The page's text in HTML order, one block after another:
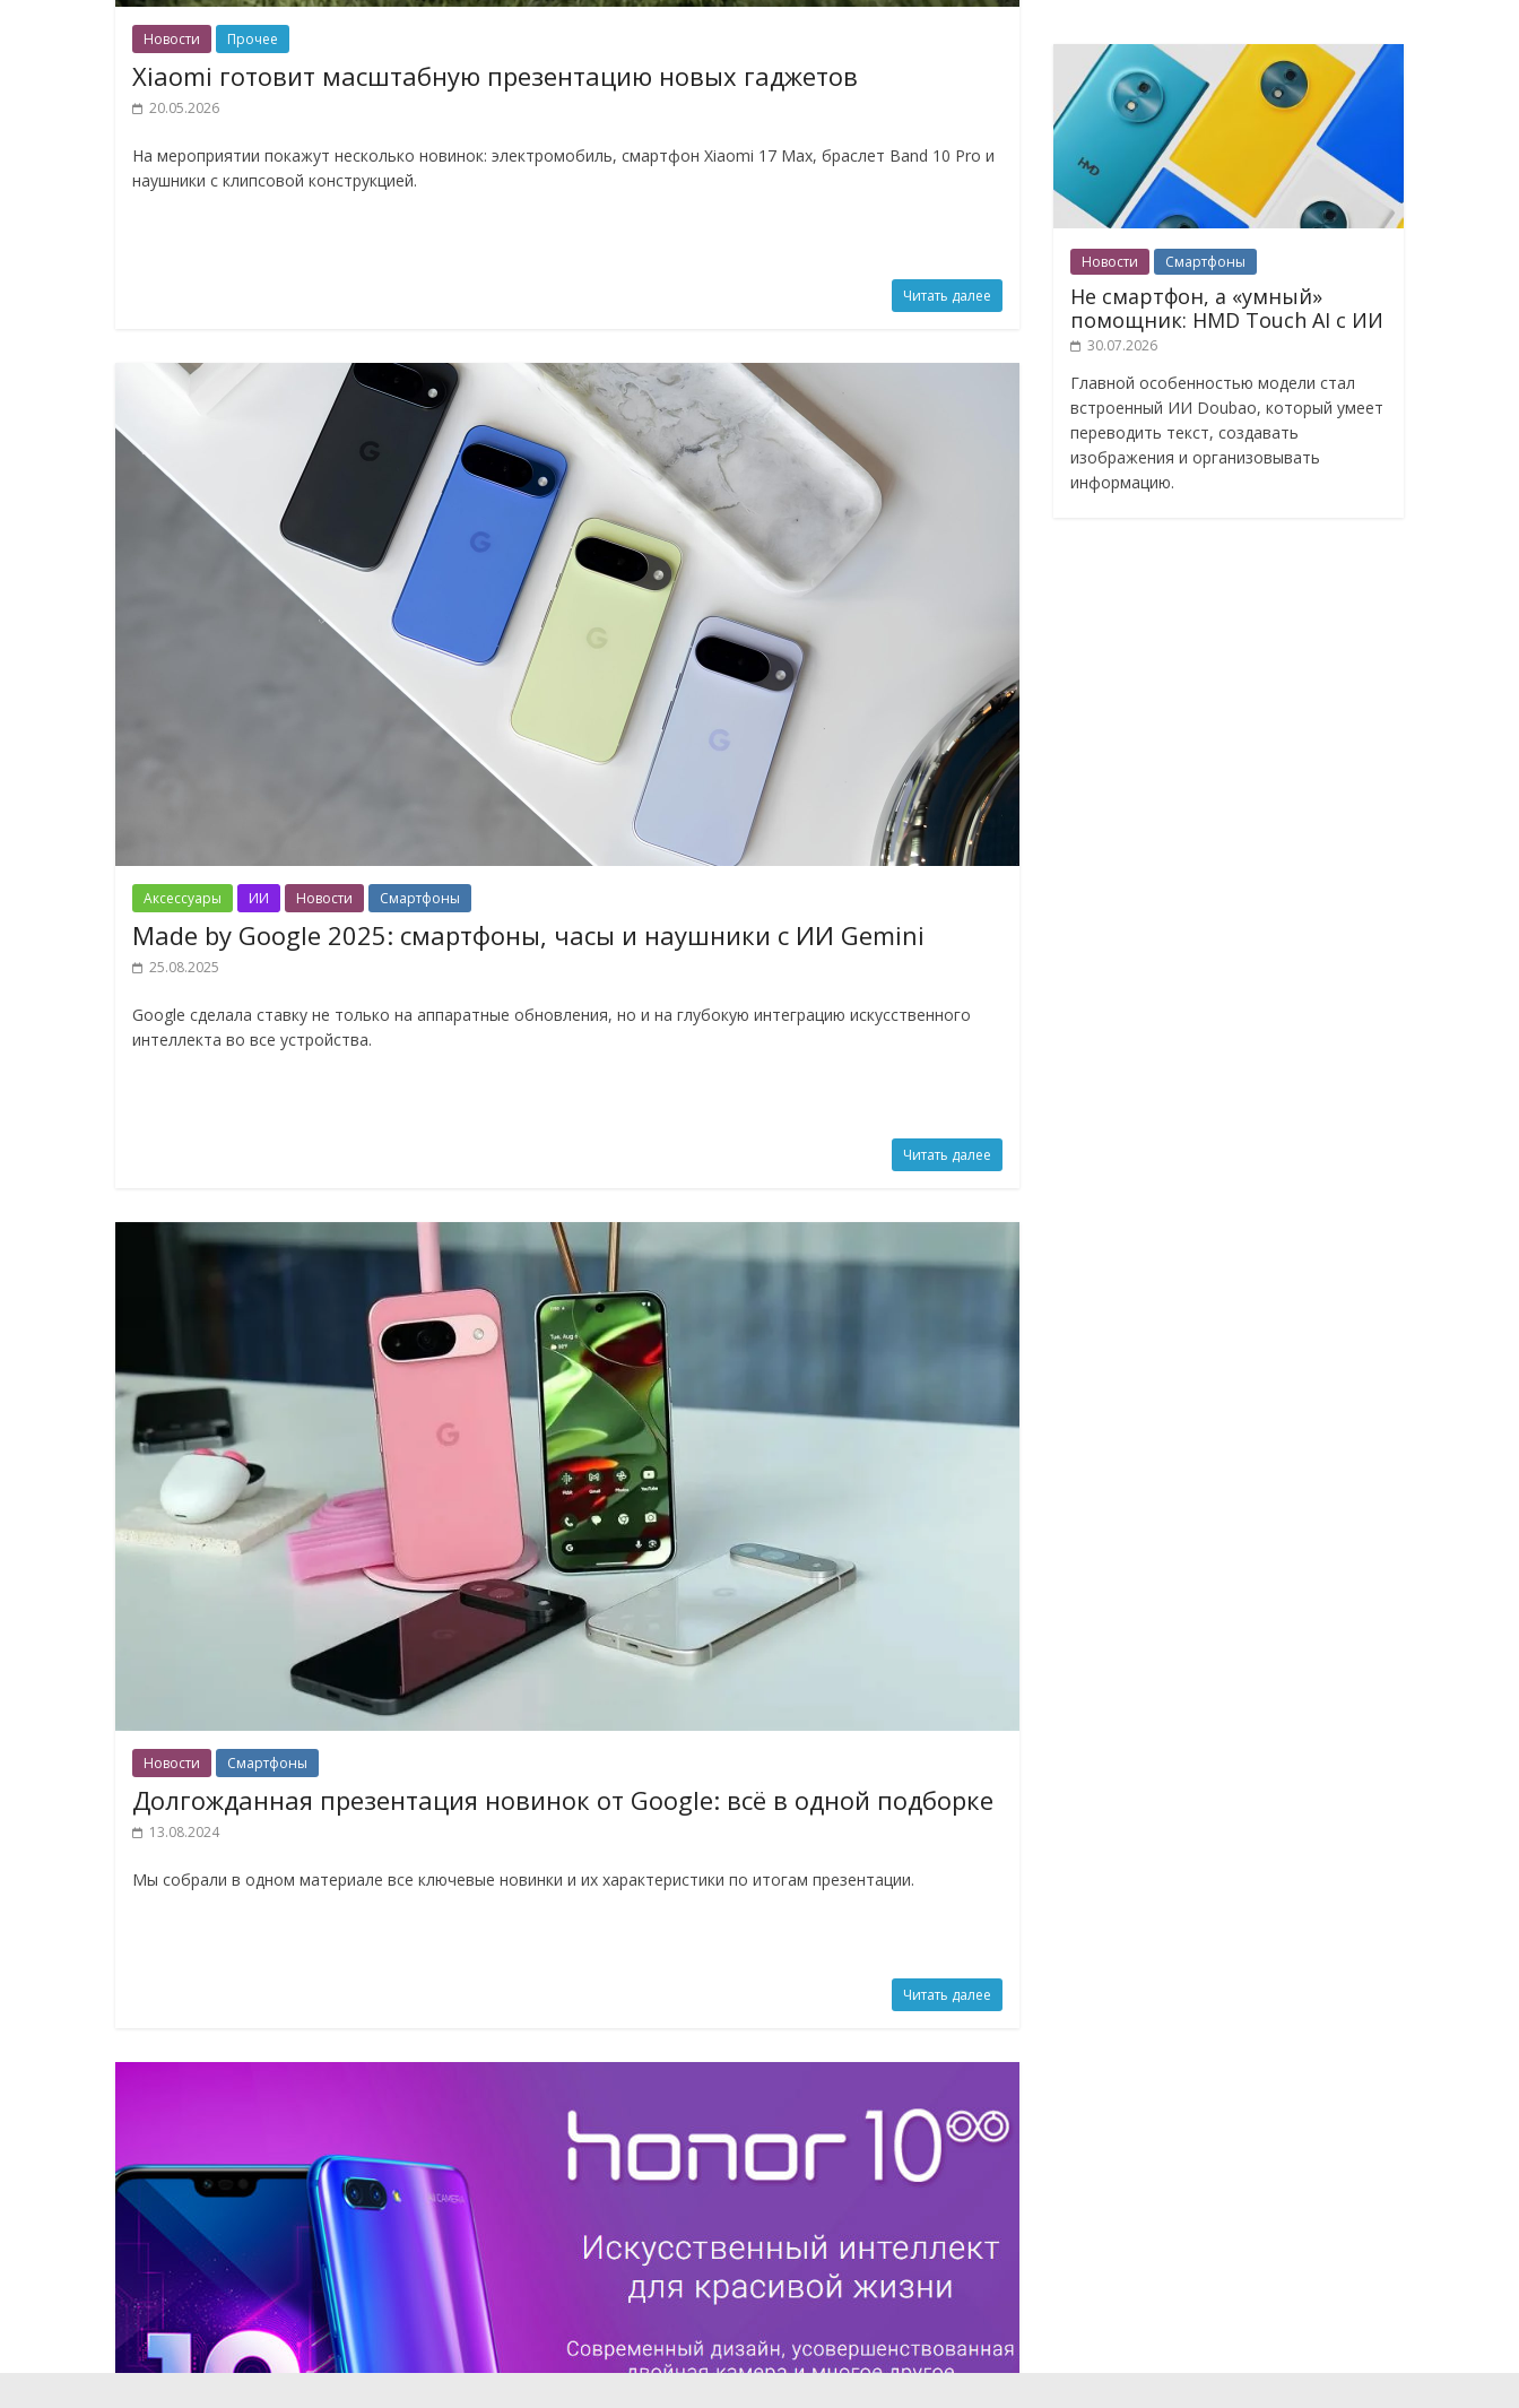
Новости Прочее
Xiaomi готовит масштабную презентацию новых гаджетов
20.05.2026
На мероприятии покажут несколько новинок: электромобиль, смартфон Xiaomi 17 Max, браслет Band 10 Pro и
наушники с клипсовой конструкцией.
Читать далее
Аксессуары ИИ Новости Смартфоны
Made by Google 2025: смартфоны, часы и наушники с ИИ Gemini
25.08.2025
Google сделала ставку не только на аппаратные обновления, но и на глубокую интеграцию искусственного
интеллекта во все устройства.
Читать далее
Новости Смартфоны
Долгожданная презентация новинок от Google: всё в одной подборке
13.08.2024
Мы собрали в одном материале все ключевые новинки и их характеристики по итогам презентации.
Читать далее
Новости Смартфоны
Не смартфон, а «умный»
помощник: HMD Touch AI с ИИ
30.07.2026
Главной особенностью модели стал
встроенный ИИ Doubao, который умеет
переводить текст, создавать
изображения и организовывать
информацию.